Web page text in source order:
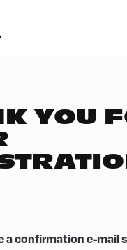
YOU
a confirmation e-mail